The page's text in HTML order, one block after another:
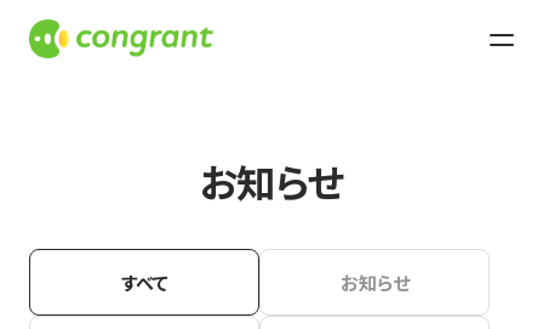
お知らせ
すべて お知らせ